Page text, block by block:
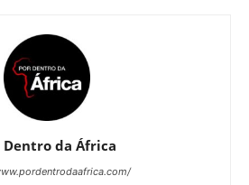
Dentro da África